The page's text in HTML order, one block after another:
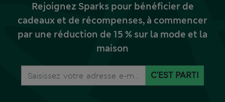
Rejoignez Sparks pour bénéficier de
cadeaux et de récompenses, à commencer
par une réduction de 15 % sur la mode et la
maison
C'EST PARTI